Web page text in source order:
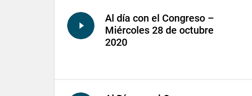
Al día con el Congreso –
Miércoles 28 de octubre
2020